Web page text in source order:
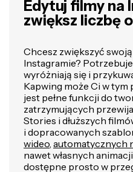
Edytuj filmy na
zwiększ liczbę
Chcesz zwiększyć
Instagramie?
wyróżniają się i
Kapwing może Ci w tym
jest pełne funkcji do
zatrzymujących
Stories i dłuższych
i dopracowanych
wideo, automatycznych
nawet własnych
dostępne prosto w